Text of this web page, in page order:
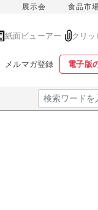
展示会 食品市
紙面ビューアー クリッ
メルマガ登録 電子版